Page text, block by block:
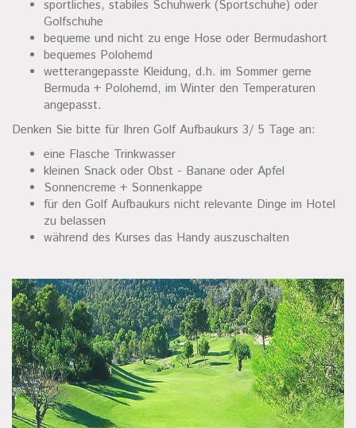
sportliches, stabiles Schuhwerk (Sportschuhe) oder
Golfschuhe
bequeme und nicht zu enge Hose oder Bermudashort
bequemes Polohemd
wetterangepasste Kleidung, d.h. im Sommer gerne
Bermuda + Polohemd, im Winter den Temperaturen
angepasst.
Denken Sie bitte für Ihren Golf Aufbaukurs 3/ 5 Tage an:
eine Flasche Trinkwasser
kleinen Snack oder Obst - Banane oder Apfel
Sonnencreme + Sonnenkappe
für den Golf Aufbaukurs nicht relevante Dinge im Hotel
zu belassen
während des Kurses das Handy auszuschalten